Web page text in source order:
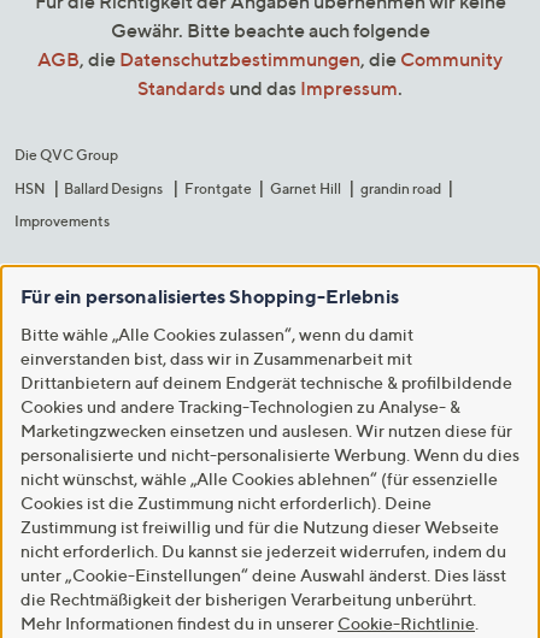
Gewähr. Bitte beachte auch folgende
AGB, die Datenschutzbestimmungen, die Community
Standards und das Impressum.
Die QVC Group
HSN
Ballard Designs Frontgate Garnet Hill
grandin road
Improvements
Für ein personalisiertes Shopping-Erlebnis
Bitte wähle „Alle Cookies zulassen“, wenn du damit
einverstanden bist, dass wir in Zusammenarbeit mit
Drittanbietern auf deinem Endgerät technische & profilbildende
Cookies und andere Tracking-Technologien zu Analyse- &
Marketingzwecken einsetzen und auslesen. Wir nutzen diese für
personalisierte und nicht-personalisierte Werbung. Wenn du dies
nicht wünschst, wähle „Alle Cookies ablehnen“ (für essenzielle
Cookies ist die Zustimmung nicht erforderlich). Deine
Zustimmung ist freiwillig und für die Nutzung dieser Webseite
nicht erforderlich. Du kannst sie jederzeit widerrufen, indem du
unter „Cookie-Einstellungen“ deine Auswahl änderst. Dies lässt
die Rechtmäßigkeit der bisherigen Verarbeitung unberührt.
Mehr Informationen findest du in unserer Cookie-Richtlinie